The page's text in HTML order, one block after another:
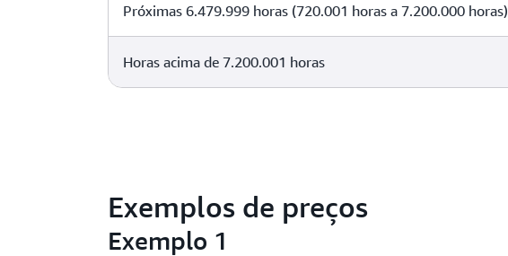
Próximas 6.479.999 horas (720.001 horas a 7.200.000 horas)
Horas acima de 7.200.001 horas
Exemplos de preços
Exemplo 1